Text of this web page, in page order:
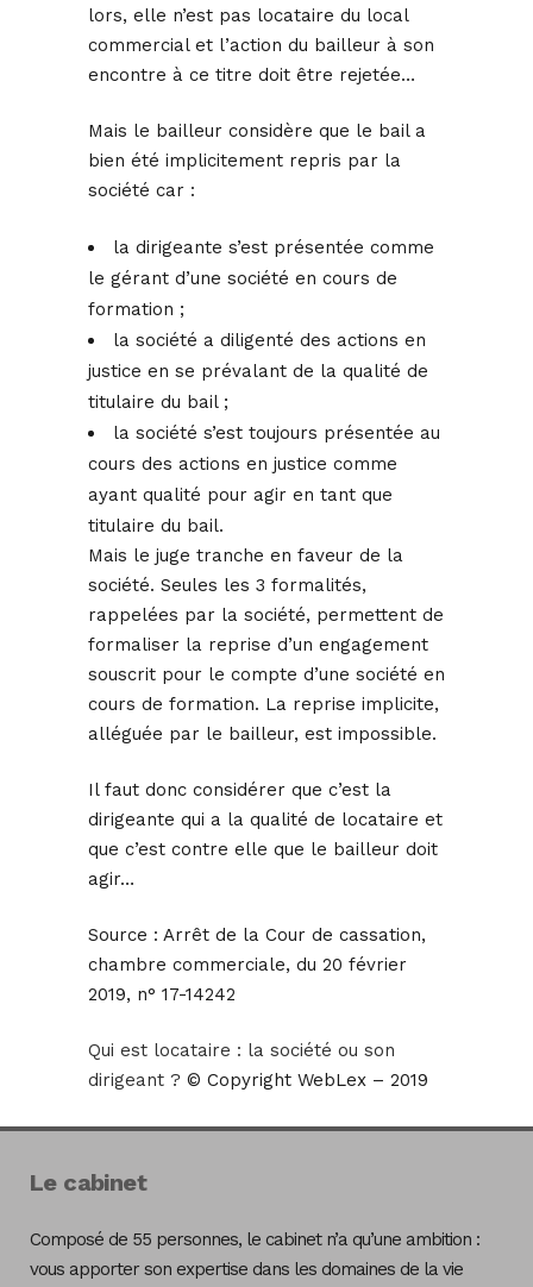
lors, elle n’est pas locataire du local
commercial et l’action du bailleur à son
encontre à ce titre doit être rejetée…
Mais le bailleur considère que le bail a
bien été implicitement repris par la
société car :
la dirigeante s’est présentée comme
le gérant d’une société en cours de
formation ;
la société a diligenté des actions en
justice en se prévalant de la qualité de
titulaire du bail ;
la société s’est toujours présentée au
cours des actions en justice comme
ayant qualité pour agir en tant que
titulaire du bail.
Mais le juge tranche en faveur de la
société. Seules les 3 formalités,
rappelées par la société, permettent de
formaliser la reprise d’un engagement
souscrit pour le compte d’une société en
cours de formation. La reprise implicite,
alléguée par le bailleur, est impossible.
Il faut donc considérer que c’est la
dirigeante qui a la qualité de locataire et
que c’est contre elle que le bailleur doit
agir…
Source : Arrêt de la Cour de cassation,
chambre commerciale, du 20 février
2019, n° 17-14242
Qui est locataire : la société ou son
dirigeant ? © Copyright WebLex – 2019
Le cabinet
Composé de 55 personnes, le cabinet n’a qu’une ambition :
vous apporter son expertise dans les domaines de la vie